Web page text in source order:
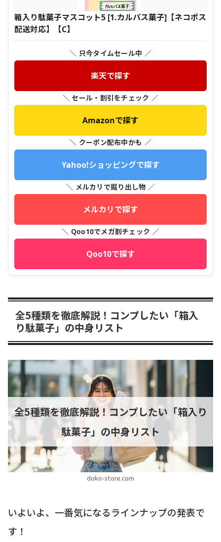
箱入り駄菓子マスコット5 [1.カルパス菓子]【ネコポス
配送対応】【C】
＼ 只今タイムセール中 ／
楽天で探す
＼ セール・割引をチェック ／
Amazonで探す
＼ クーポン配布中かも ／
Yahoo!ショッピングで探す
＼ メルカリで掘り出し物 ／
メルカリで探す
＼ Qoo10でメガ割チェック ／
Qoo10で探す
全5種類を徹底解説！コンプしたい「箱入
り駄菓子」の中身リスト
doko-store.com
全5種類を徹底解説！コンプしたい「箱入り
駄菓子」の中身リスト
いよいよ、一番気になるラインナップの発表で
す！